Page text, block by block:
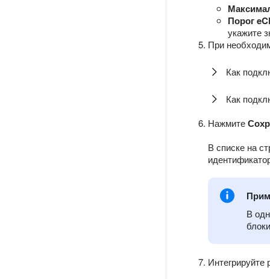
Порог
укажите
При
Как
Как
Нажмите
В списке на
В